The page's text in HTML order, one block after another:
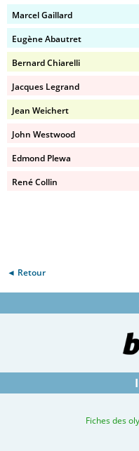
Marcel Gaillard
Eugène Abautret
Bernard Chiarelli
Jacques Legrand
Jean Weichert
John Westwood
Edmond Plewa
René Collin
◄ Retour
Fiches des